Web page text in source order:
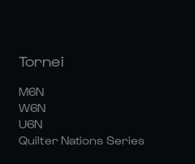
Tornei
M6N
W6N
U6N
Quilter Nations Series